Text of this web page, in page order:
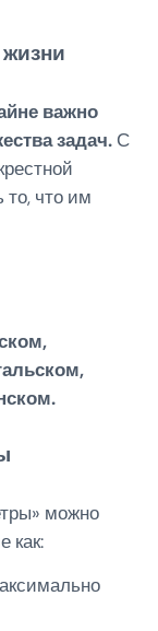
важно
задач. С
то, что им
можно
как: